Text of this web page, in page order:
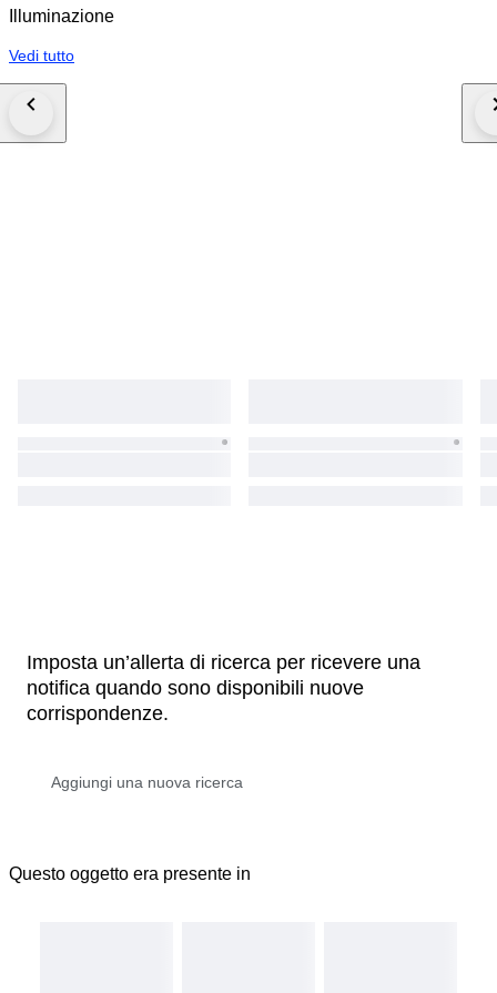
Illuminazione
Vedi tutto
Imposta un’allerta di ricerca per ricevere una
notifica quando sono disponibili nuove
corrispondenze.
Questo oggetto era presente in